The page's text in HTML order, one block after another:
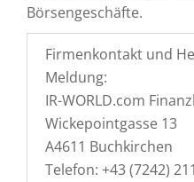
Börsengeschäfte.
Firmenkontakt und
Meldung:
IR-WORLD.com
Wickepointgasse 13
A4611 Buchkirchen
Telefon: +43 (7242)